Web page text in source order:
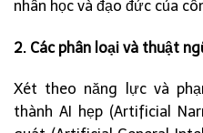
nhân học và đạo đức của
2. Các phân loại và thuật
Xét theo năng lực và
thành AI hẹp (Artificial